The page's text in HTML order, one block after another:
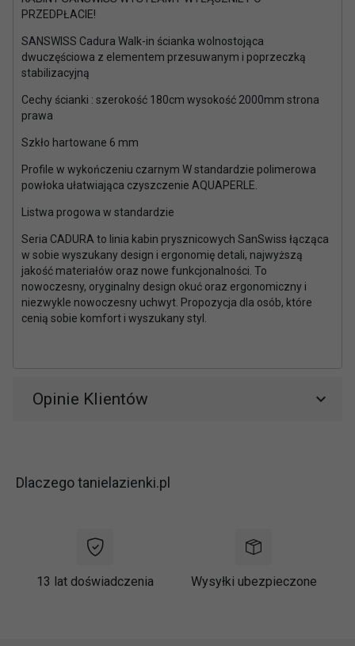
PRZEDPŁACIE!
SANSWISS Cadura Walk-in ścianka wolnostojąca
dwuczęściowa z elementem przesuwanym i poprzeczką
stabilizacyjną
Cechy ścianki : szerokość 180cm wysokość 2000mm strona
prawa
Szkło hartowane 6 mm
Profile w wykończeniu czarnym W standardzie polimerowa
powłoka ułatwiająca czyszczenie AQUAPERLE.
Listwa progowa w standardzie
Seria CADURA to linia kabin prysznicowych SanSwiss łącząca
w sobie wyszukany design i ergonomię detali, najwyższą
jakość materiałów oraz nowe funkcjonalności. To
nowoczesny, oryginalny design okuć oraz ergonomiczny i
niezwykle nowoczesny uchwyt. Propozycja dla osób, które
cenią sobie komfort i wyszukany styl.
Opinie Klientów
Dlaczego tanielazienki.pl
13 lat doświadczenia Wysyłki ubezpieczone